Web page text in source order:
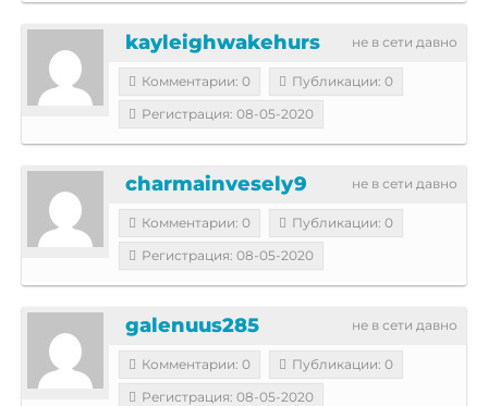
не в сети давно
kayleighwakehurs
Комментарии: 0
Публикации: 0
Регистрация: 08-05-2020
не в сети давно
charmainvesely9
Комментарии: 0
Публикации: 0
Регистрация: 08-05-2020
не в сети давно
galenuus285
Комментарии: 0
Публикации: 0
Регистрация: 08-05-2020